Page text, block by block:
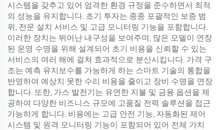
시스템을 갖추고 있어 엄격한 환경 규정을 준수하면서 최적
의 성능을 유지합니다. 초기 투자는 종종 포괄적인 보증 범
위, 전문 설치 서비스 및 고급 모니터링 기능을 포함합니다.
이러한 장치는 뛰어난 내구성을 보여주며, 많은 모델이 연장
된 운영 수명을 위해 설계되어 초기 비용을 신뢰할 수 있는
서비스의 여러 해에 걸쳐 효과적으로 분산시킵니다. 가격 구
조는 예측 유지보수를 가능하게 하는 스마트 기술의 통합을
반영하여 예상치 못한 수리 비용을 줄이고 장비 수명을 연장
합니다. 또한, 가스 발전기는 유연한 지불 및 금융 옵션을 제
공하여 다양한 비즈니스 규모에 고품질 전력 솔루션을 접근
가능하게 합니다. 비용에는 고급 안전 기능, 자동화된 제어
시스템 및 원격 모니터링 기능이 포함되어 있어 전체 가치